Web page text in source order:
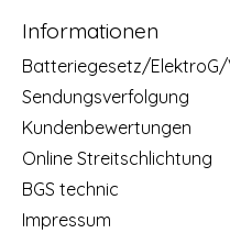
Informationen
Batteriegesetz/
Sendungsverfolgung
Kundenbewertungen
Online Streitschlichtung
BGS technic
Impressum